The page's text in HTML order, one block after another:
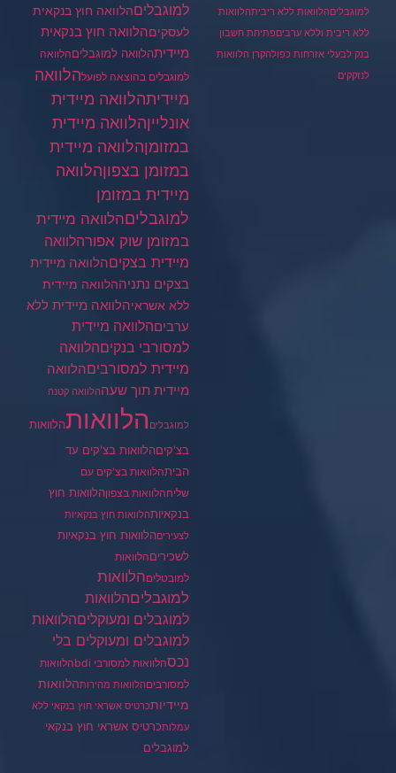
למוגבליםהלוואות ללא ריביתהלוואות
ללא ריבית וללא ערביםפתיחת חשבון
בנק לבעלי אזרחות כפולהקרן הלוואות
לנזקקים
למוגבליםהלוואה חוץ בנקאית
לעסקיםהלוואה חוץ בנקאית
מיידיתהלוואה למוגבליםהלוואה
למוגבלים בהוצאה לפועלהלוואה
מיידיתהלוואה מיידית
אונלייןהלוואה מיידית
במזומןהלוואה מיידית
במזומן בצפוןהלוואה
מיידית במזומן
למוגבליםהלוואה מיידית
במזומן שוק אפורהלוואה
מיידית בצקיםהלוואה מיידית
בצקים נתניההלוואה מיידית
ללא אשראיהלוואה מיידית ללא
ערביםהלוואה מיידית
למסורבי בנקיםהלוואה
מיידית למסורביםהלוואה
מיידית תוך שעההלוואה קטנה
למוגבלים הלוואותהלוואות
בצ'קיםהלוואות בצ'קים עד
הביתהלוואות בצ'קים עם
שליחהלוואות בצפוןהלוואות חוץ
בנקאיותהלוואות חוץ בנקאיות
לצעיריםהלוואות חוץ בנקאיות
לשכיריםהלוואות
למובטליםהלוואות
למוגבליםהלוואות
למוגבלים ומעוקליםהלוואות
למוגבלים ומעוקלים בלי
נכסהלוואות למסורבי bdi
הלוואות
למסורביםהלוואות מהירותהלוואות
מיידיותכרטיס אשראי חוץ בנקאי ללא
עמלותכרטיס אשראי חוץ בנקאי
למוגבלים